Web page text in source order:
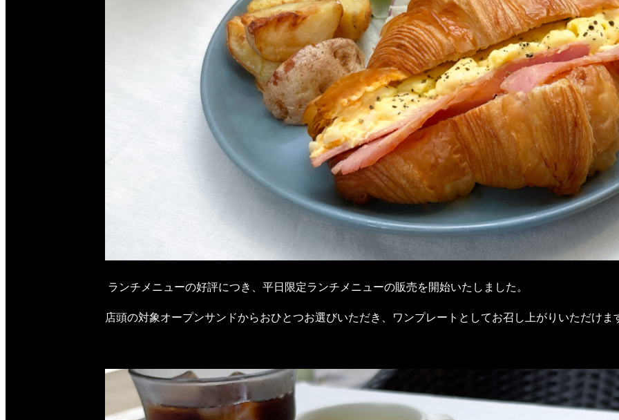
ランチメニューの好評につき、平日限定ランチメニューの販売を開始いたしました。
店頭の対象オープンサンドからおひとつお選びいただき、ワンプレートとしてお召し上がりいただけま